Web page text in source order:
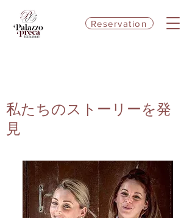
Reservation
私たちのストーリーを発
見